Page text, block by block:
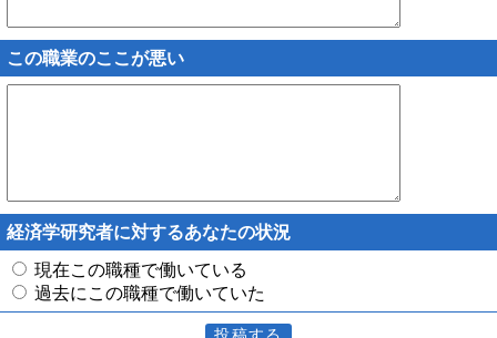
この職業のここが悪い
経済学研究者に対するあなたの状況
現在この職種で働いている
過去にこの職種で働いていた